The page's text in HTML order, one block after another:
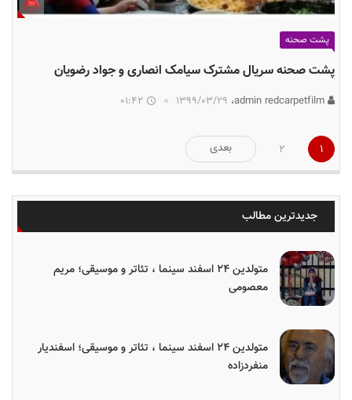
پشت صحنه
پشت صحنه سریال مشترک سیامک انصاری و جواد رضویان
۱۳۹۹/۰۳/۲۹ 01:42
صفحه‌بندی
نوشته‌ها
1
2 بعدی
جدیدترین مطالب
متولدین ۲۴ اسفند سینما ، تئاتر و موسیقی؛ مریم
معصومی
متولدین ۲۴ اسفند سینما ، تئاتر و موسیقی؛ اسفندیار
منفردزاده